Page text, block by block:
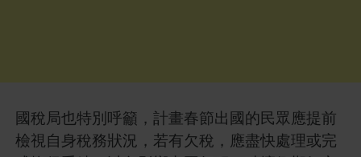
國稅局也特別呼籲，計畫春節出國的民眾應提前
檢視自身稅務狀況，若有欠稅，應盡快處理或完